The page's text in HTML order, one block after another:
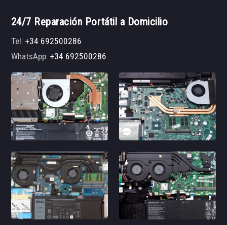
24/7 Reparación Portátil a Domicilio
Tel:+34 692500286
WhatsApp:+34 692500286